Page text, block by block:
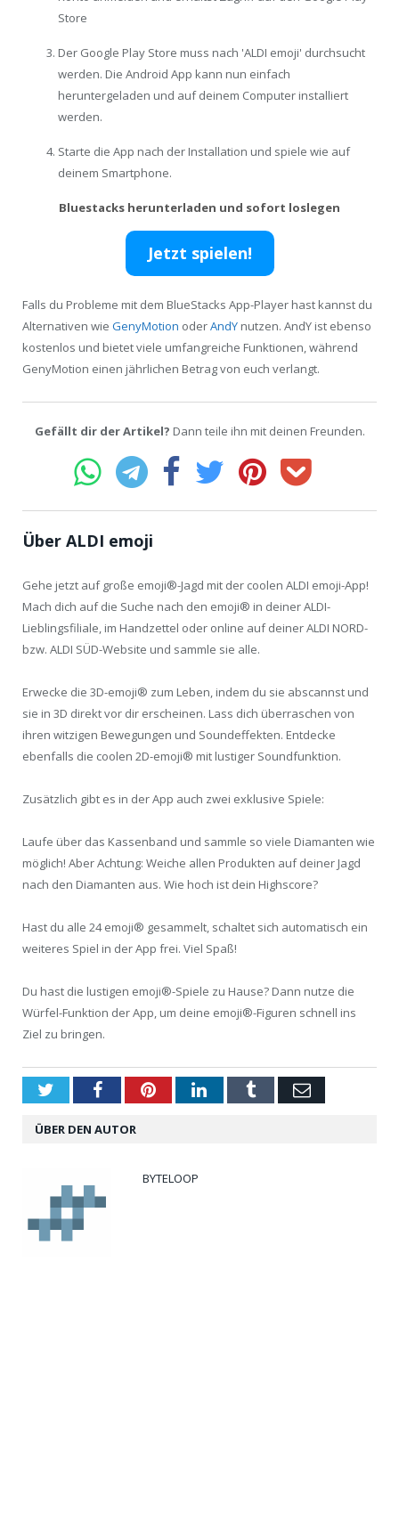
Store
Der Google Play Store muss nach 'ALDI emoji' durchsucht
werden. Die Android App kann nun einfach
heruntergeladen und auf deinem Computer installiert
werden.
Starte die App nach der Installation und spiele wie auf
deinem Smartphone.
Bluestacks herunterladen und sofort loslegen
Jetzt spielen!
Falls du Probleme mit dem BlueStacks App-Player hast kannst du
Alternativen wie GenyMotion oderAndY nutzen. AndY ist ebenso
kostenlos und bietet viele umfangreiche Funktionen, während
GenyMotion einen jährlichen Betrag von euch verlangt.
Gefällt dir der Artikel? Dann teile ihn mit deinen Freunden.
Über ALDI emoji
Gehe jetzt auf große emoji®-Jagd mit der coolen ALDI emoji-App!
Mach dich auf die Suche nach den emoji® in deiner ALDI-
Lieblingsfiliale, im Handzettel oder online auf deiner ALDI NORD-
bzw. ALDI SÜD-Website und sammle sie alle.
Erwecke die 3D-emoji® zum Leben, indem du sie abscannst und
sie in 3D direkt vor dir erscheinen. Lass dich überraschen von
ihren witzigen Bewegungen und Soundeffekten. Entdecke
ebenfalls die coolen 2D-emoji® mit lustiger Soundfunktion.
Zusätzlich gibt es in der App auch zwei exklusive Spiele:
Laufe über das Kassenband und sammle so viele Diamanten wie
möglich! Aber Achtung: Weiche allen Produkten auf deiner Jagd
nach den Diamanten aus. Wie hoch ist dein Highscore?
Hast du alle 24 emoji® gesammelt, schaltet sich automatisch ein
weiteres Spiel in der App frei. Viel Spaß!
Du hast die lustigen emoji®-Spiele zu Hause? Dann nutze die
Würfel-Funktion der App, um deine emoji®-Figuren schnell ins
Ziel zu bringen.
TwitterFacebookPinterestLinkedInTumblrEmail
ÜBER DEN AUTOR
BYTELOOP